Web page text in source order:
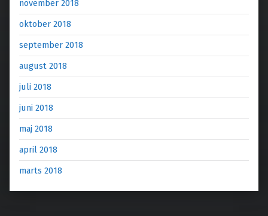
november 2018
oktober 2018
september 2018
august 2018
juli 2018
juni 2018
maj 2018
april 2018
marts 2018